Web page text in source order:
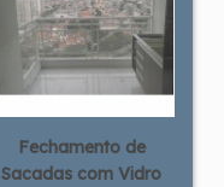
Fechamento de
Sacadas com Vidro